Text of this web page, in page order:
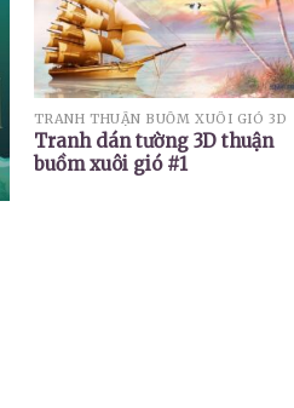
TRANH THUẬN BUỒM XUÔI GIÓ 3D
Tranh dán tường 3D thuận
buồm xuôi gió #1